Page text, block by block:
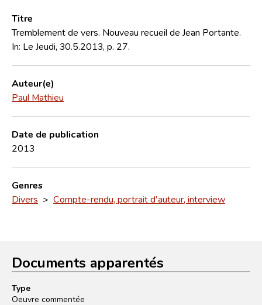
Équipe scientifique
Titre
Tremblement de vers. Nouveau recueil de Jean Portante.
In: Le Jeudi, 30.5.2013, p. 27.
Auteur(e)
Paul Mathieu
Date de publication
2013
Genres
Divers > Compte-rendu, portrait d'auteur, interview
Documents apparentés
Type
Oeuvre commentée